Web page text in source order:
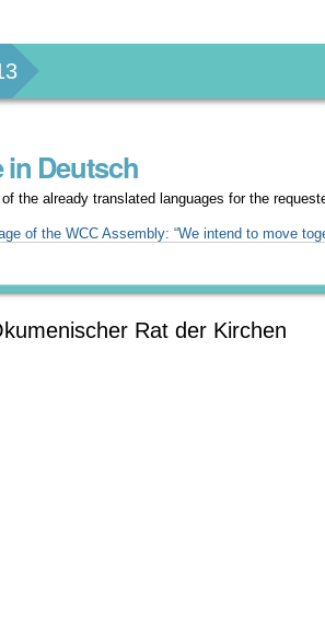
in Deutsch
the already translated languages for the
of the WCC Assembly: “We intend to move
Rat der Kirchen